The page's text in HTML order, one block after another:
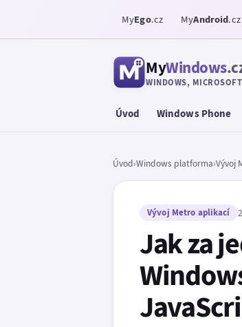
MyEgo.cz MyAndroid.cz
MyWindows
WINDOWS,
Úvod Windows Phone
Úvod›Windows platforma›Vývoj
Vývoj Metro aplikací
Jak za